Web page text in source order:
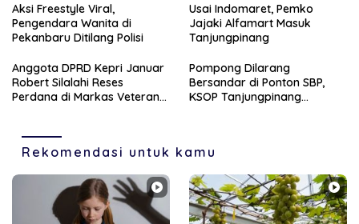
Aksi Freestyle Viral,
Pengendara Wanita di
Pekanbaru Ditilang Polisi
Usai Indomaret, Pemko
Jajaki Alfamart Masuk
Tanjungpinang
Anggota DPRD Kepri Januar
Robert Silalahi Reses
Perdana di Markas Veteran
Pompong Dilarang
Bersandar di Ponton SBP,
KSOP Tanjungpinang
Rekomendasi untuk kamu